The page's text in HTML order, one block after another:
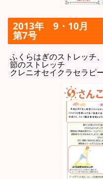
2013年 9・10月
第7号
ふくらはぎのストレッチ
節のストレッチ
クレニオセイクラセラピ